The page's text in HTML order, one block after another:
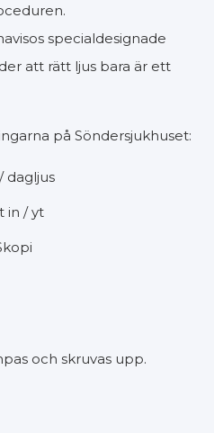
specialdesignade
att rätt ljus bara är ett
på Söndersjukhuset:
dagljus
in / yt
och skruvas upp.